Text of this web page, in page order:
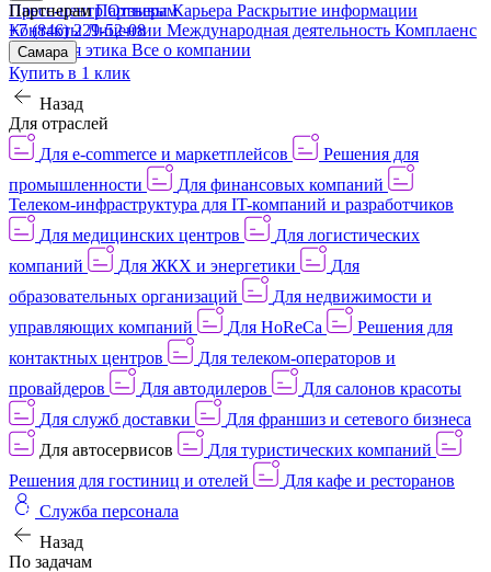
Пресс-центрОтзывыКарьера Раскрытие информации
КонтактыЛицензии Международная деятельность Комплаенс
и деловая этика Все о компании
ПартнерамПартнерам
+7 (846) 229-52-08
Самара
Купить в 1 клик
Назад
Для отраслей
Для e-commerce и маркетплейсов
Решения для
промышленности
Для финансовых компаний
Телеком-инфраструктура для IT-компаний и разработчиков
Для медицинских центров
Для логистических
компаний
Для ЖКХ и энергетики
Для
образовательных организаций
Для недвижимости и
управляющих компаний
Для HoReCa
Решения для
контактных центров
Для телеком-операторов и
провайдеров
Для автодилеров
Для салонов красоты
Для служб доставки
Для франшиз и сетевого бизнеса
Для автосервисов
Для туристических компаний
Решения для гостиниц и отелей
Для кафе и ресторанов
Служба персонала
Назад
По задачам